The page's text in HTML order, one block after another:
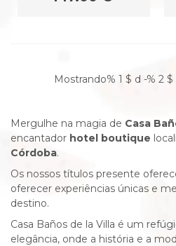
Mostrando% 1 $ d -% 2
Mergulhe na magia de Casa
encantador hotel boutique
Córdoba.
Os nossos títulos presente
oferecer experiências únicas e
destino.
Casa Baños de la Villa é um
elegância, onde a história e a